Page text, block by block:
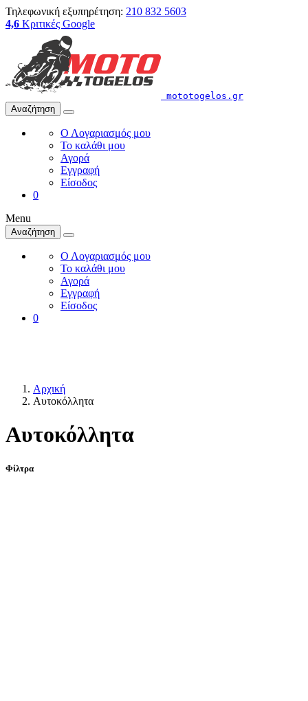
Τηλεφωνική εξυπηρέτηση: 210 832 5603
4,6 Κριτικές Google
mototogelos.gr
Αναζήτηση
Ο Λογαριασμός μου
Το καλάθι μου
Αγορά
Εγγραφή
Είσοδος
0
Menu
Αναζήτηση
Ο Λογαριασμός μου
Το καλάθι μου
Αγορά
Εγγραφή
Είσοδος
0
Αρχική
Αυτοκόλλητα
Αυτοκόλλητα
Φίλτρα